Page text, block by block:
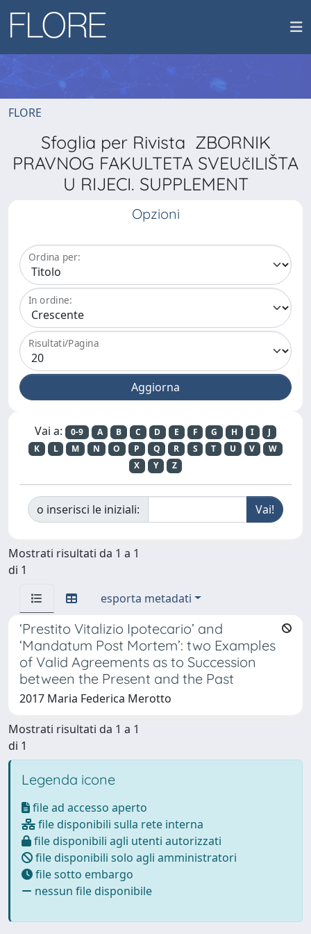
FLORE
Sfoglia per Rivista ZBORNIK
PRAVNOG FAKULTETA SVEUčILIŠTA
U RIJECI. SUPPLEMENT
Opzioni
Ordina per:
In ordine:
Risultati/Pagina
Vai a: 0-9 A B C D E F G H I
J
K
L M N O P Q R S T U V
W
X
Y Z
o inserisci le iniziali:
Mostrati risultati da 1 a 1
di 1
esporta metadati
‘Prestito Vitalizio Ipotecario’ and
‘Mandatum Post Mortem’: two Examples
of Valid Agreements as to Succession
between the Present and the Past
2017 Maria Federica Merotto
Mostrati risultati da 1 a 1
di 1
Legenda icone
file ad accesso aperto
file disponibili sulla rete interna
file disponibili agli utenti autorizzati
file disponibili solo agli amministratori
file sotto embargo
nessun file disponibile